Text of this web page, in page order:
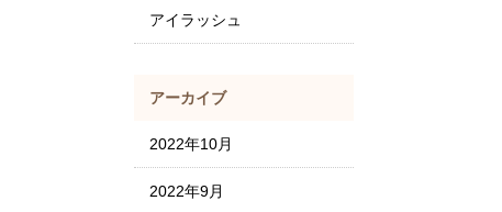
アイラッシュ
アーカイブ
2022年10月
2022年9月